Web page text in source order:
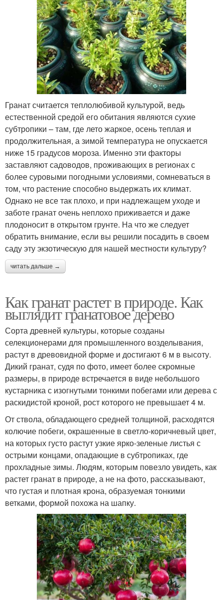
Гранат считается теплолюбивой культурой, ведь
естественной средой его обитания являются сухие
субтропики – там, где лето жаркое, осень теплая и
продолжительная, а зимой температура не опускается
ниже 15 градусов мороза. Именно эти факторы
заставляют садоводов, проживающих в регионах с
более суровыми погодными условиями, сомневаться в
том, что растение способно выдержать их климат.
Однако не все так плохо, и при надлежащем уходе и
заботе гранат очень неплохо приживается и даже
плодоносит в открытом грунте. На что же следует
обратить внимание, если вы решили посадить в своем
саду эту экзотическую для нашей местности культуру?
читать дальше →
Как гранат растет в природе. Как
выглядит гранатовое дерево
Сорта древней культуры, которые созданы
селекционерами для промышленного возделывания,
растут в древовидной форме и достигают 6 м в высоту.
Дикий гранат, судя по фото, имеет более скромные
размеры, в природе встречается в виде небольшого
кустарника с изогнутыми тонкими побегами или дерева с
раскидистой кроной, рост которого не превышает 4 м.
От ствола, обладающего средней толщиной, расходятся
колючие побеги, окрашенные в светло-коричневый цвет,
на которых густо растут узкие ярко-зеленые листья с
острыми концами, опадающие в субтропиках, где
прохладные зимы. Людям, которым повезло увидеть, как
растет гранат в природе, а не на фото, рассказывают,
что густая и плотная крона, образуемая тонкими
ветками, формой похожа на шапку.